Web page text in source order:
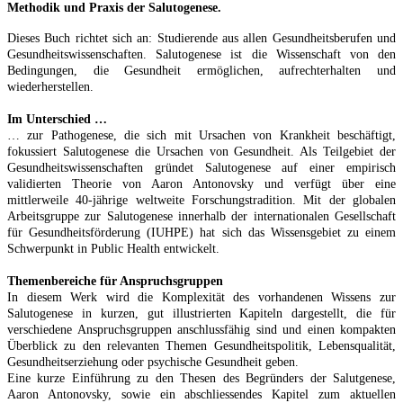
Methodik und Praxis der Salutogenese.
Dieses Buch richtet sich an: Studierende aus allen Gesundheitsberufen und
Gesundheitswissenschaften. Salutogenese ist die Wissenschaft von den
Bedingungen, die Gesundheit ermöglichen, aufrechterhalten und
wiederherstellen.
Im Unterschied …
… zur Pathogenese, die sich mit Ursachen von Krankheit beschäftigt,
fokussiert Salutogenese die Ursachen von Gesundheit. Als Teilgebiet der
Gesundheitswissenschaften gründet Salutogenese auf einer empirisch
validierten Theorie von Aaron Antonovsky und verfügt über eine
mittlerweile 40-jährige weltweite Forschungstradition. Mit der globalen
Arbeitsgruppe zur Salutogenese innerhalb der internationalen Gesellschaft
für Gesundheitsförderung (IUHPE) hat sich das Wissensgebiet zu einem
Schwerpunkt in Public Health entwickelt.
Themenbereiche für Anspruchsgruppen
In diesem Werk wird die Komplexität des vorhandenen Wissens zur
Salutogenese in kurzen, gut illustrierten Kapiteln dargestellt, die für
verschiedene Anspruchsgruppen anschlussfähig sind und einen kompakten
Überblick zu den relevanten Themen Gesundheitspolitik, Lebensqualität,
Gesundheitserziehung oder psychische Gesundheit geben.
Eine kurze Einführung zu den Thesen des Begründers der Salutgenese,
Aaron Antonovsky, sowie ein abschliessendes Kapitel zum aktuellen